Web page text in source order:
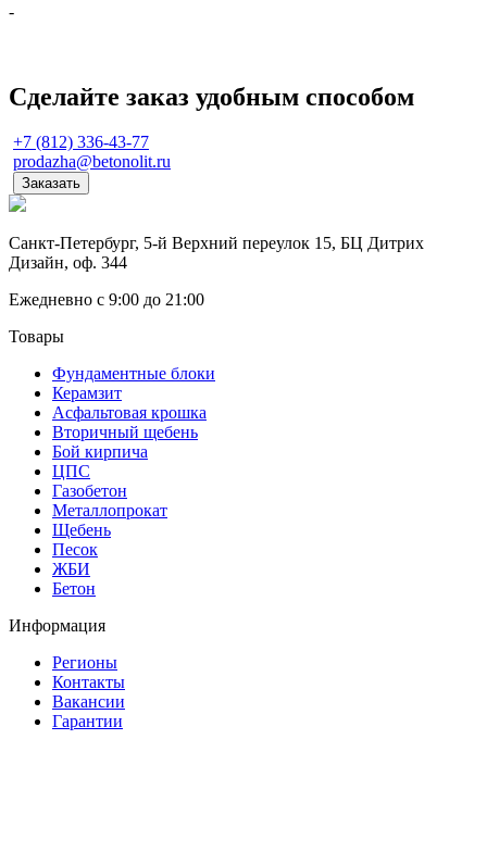
-
Сделайте заказ удобным способом
+7 (812) 336-43-77
prodazha@betonolit.ru
Заказать
Санкт-Петербург, 5-й Верхний переулок 15, БЦ Дитрих
Дизайн, оф. 344
Ежедневно с 9:00 до 21:00
Товары
Фундаментные блоки
Керамзит
Асфальтовая крошка
Вторичный щебень
Бой кирпича
ЦПС
Газобетон
Металлопрокат
Щебень
Песок
ЖБИ
Бетон
Информация
Регионы
Контакты
Вакансии
Гарантии